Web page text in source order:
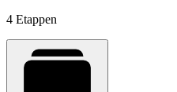
4 Etappen